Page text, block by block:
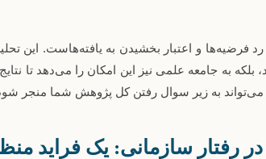
فرضیه‌ها و اعتبار بخشیدن به یافته‌هاست. این
بلکه به جامعه علمی نیز این امکان را می‌دهد تا
می‌تواند به زیر سوال رفتن کل پژوهش شما منجر
در رفتار سازمانی: یک فراید